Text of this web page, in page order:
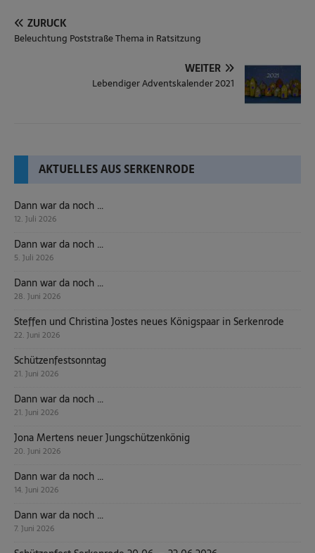
ZURÜCK
Beleuchtung Poststraße Thema in Ratsitzung
WEITER
Lebendiger Adventskalender 2021
AKTUELLES AUS SERKENRODE
Dann war da noch …
12. Juli 2026
Dann war da noch …
5. Juli 2026
Dann war da noch …
28. Juni 2026
Steffen und Christina Jostes neues Königspaar in Serkenrode
22. Juni 2026
Schützenfestsonntag
21. Juni 2026
Dann war da noch …
21. Juni 2026
Jona Mertens neuer Jungschützenkönig
20. Juni 2026
Dann war da noch …
14. Juni 2026
Dann war da noch …
7. Juni 2026